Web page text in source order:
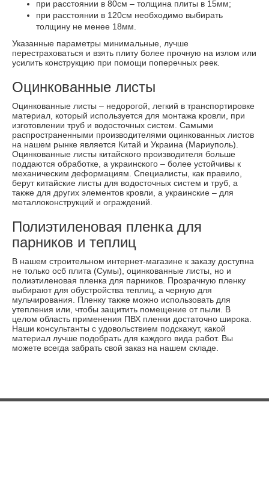
при расстоянии в 80см – толщина плиты в 15мм;
при расстоянии в 120см необходимо выбирать
толщину не менее 18мм.
Указанные параметры минимальные, лучше
перестраховаться и взять плиту более прочную на излом или
усилить конструкцию при помощи поперечных реек.
Оцинкованные листы
Оцинкованные листы – недорогой, легкий в транспортировке
материал, который используется для монтажа кровли, при
изготовлении труб и водосточных систем. Самыми
распространенными производителями оцинкованных листов
на нашем рынке является Китай и Украина (Мариуполь).
Оцинкованные листы китайского производителя больше
поддаются обработке, а украинского – более устойчивы к
механическим деформациям. Специалисты, как правило,
берут китайские листы для водосточных систем и труб, а
также для других элементов кровли, а украинские – для
металлоконструкций и ограждений.
Полиэтиленовая пленка для
парников и теплиц
В нашем строительном интернет-магазине к заказу доступна
не только осб плита (Сумы), оцинкованные листы, но и
полиэтиленовая пленка для парников. Прозрачную пленку
выбирают для обустройства теплиц, а черную для
мульчирования. Пленку также можно использовать для
утепления или, чтобы защитить помещение от пыли. В
целом область применения ПВХ пленки достаточно широка.
Наши консультанты с удовольствием подскажут, какой
материал лучше подобрать для каждого вида работ. Вы
можете всегда забрать свой заказ на нашем складе.